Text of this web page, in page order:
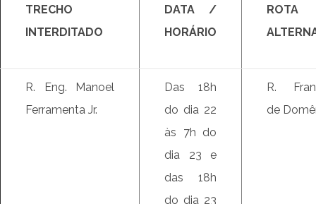
TRECHO
INTERDITADO
DATA /
HORÁRIO
ROTA
R. Eng. Manoel
Ferramenta Jr.
Das 18h
do dia 22
às 7h do
dia 23 e
das 18h
do dia 23
R.
de